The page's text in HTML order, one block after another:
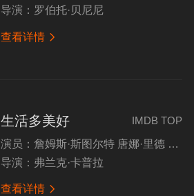
导演： 罗伯托·贝尼尼
查看详情 
IMDB TOP
生活多美好
演员： 詹姆斯·斯图尔特 唐娜·里德 莱昂纳尔·巴里摩尔 托马斯·米切尔
导演： 弗兰克·卡普拉
查看详情 